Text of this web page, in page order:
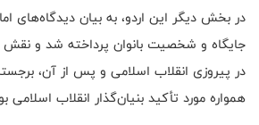
در بخش دیگر این اردو، به بیان دیدگاه‌های
جایگاه و شخصیت بانوان پرداخته شد و نقش
در پیروزی انقلاب اسلامی و پس از آن،
همواره مورد تأکید بنیان‌گذار انقلاب اسلامی